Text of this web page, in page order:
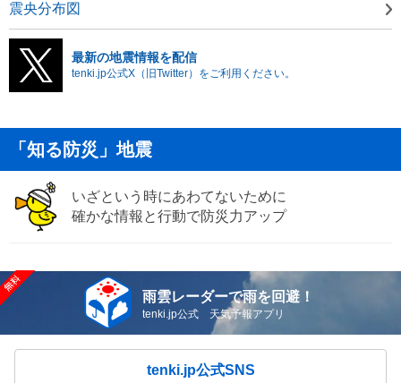
震央分布図
最新の地震情報を配信
tenki.jp公式X（旧Twitter）をご利用ください。
「知る防災」地震
いざという時にあわてないために
確かな情報と行動で防災力アップ
雨雲レーダーで雨を回避！
tenki.jp公式 天気予報アプリ
tenki.jp公式SNS